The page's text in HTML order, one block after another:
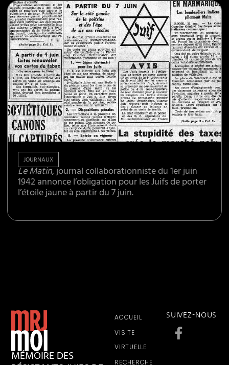
JOURNAUX
Le Matin, journal collaborationniste du 1er juin
1942 annonce l’obligation pour les Juifs de porter
l’étoile jaune à partir du 7 juin.
MÉMOIRE DES
ACCUEIL
VISITE
VIRTUELLE
RECHERCHE
SUIVEZ-NOUS